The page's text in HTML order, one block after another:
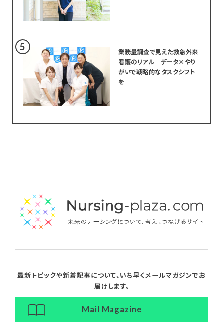
業務量調査で見えた救急外来
看護のリアル データ×やり
がいで戦略的なタスクシフト
を
最新トピックや新着記事について、いち早くメールマガジンでお
届けします。
Mail Magazine